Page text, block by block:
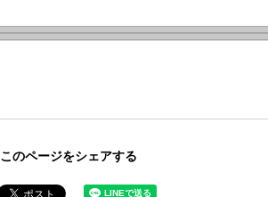
このページをシェアする